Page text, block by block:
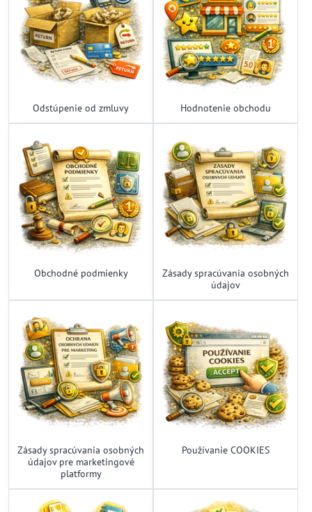
Odstúpenie od zmluvy Hodnotenie obchodu
Obchodné podmienky
Zásady spracúvania osobných
údajov
Zásady spracúvania osobných
údajov pre marketingové
platformy
Používanie COOKIES